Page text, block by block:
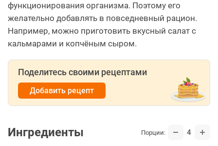
функционирования организма. Поэтому его
желательно добавлять в повседневный рацион.
Например, можно приготовить вкусный салат с
кальмарами и копчёным сыром.
Поделитесь своими рецептами
Добавить рецепт
Ингредиенты Порции: 4